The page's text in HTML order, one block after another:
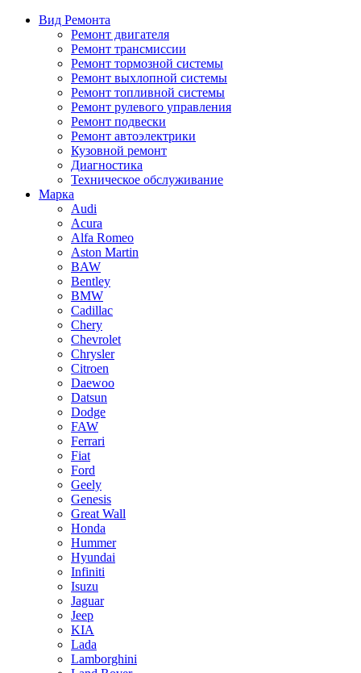
Вид Ремонта
Ремонт двигателя
Ремонт трансмиссии
Ремонт тормозной системы
Ремонт выхлопной системы
Ремонт топливной системы
Ремонт рулевого управления
Ремонт подвески
Ремонт автоэлектрики
Кузовной ремонт
Диагностика
Техническое обслуживание
Марка
Audi
Acura
Alfa Romeo
Aston Martin
BAW
Bentley
BMW
Cadillac
Chery
Chevrolet
Chrysler
Citroen
Daewoo
Datsun
Dodge
FAW
Ferrari
Fiat
Ford
Geely
Genesis
Great Wall
Honda
Hummer
Hyundai
Infiniti
Isuzu
Jaguar
Jeep
KIA
Lada
Lamborghini